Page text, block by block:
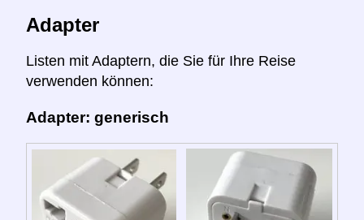
Adapter
Listen mit Adaptern, die Sie für Ihre Reise
verwenden können:
Adapter: generisch